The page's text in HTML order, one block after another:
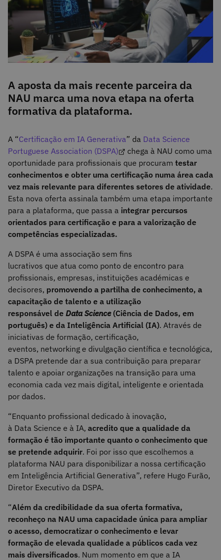
A aposta da mais recente parceira da
NAU marca uma nova etapa na oferta
formativa da plataforma.
A “Certificação em IA Generativa” da Data Science
Portuguese Association (DSPA)
chega à NAU como uma
oportunidade para profissionais que procuram testar
conhecimentos e obter uma certificação numa área cada
vez mais relevante para diferentes setores de atividade.
Esta nova oferta assinala também uma etapa importante
para a plataforma, que passa a integrar percursos
orientados para certificação e para a valorização de
competências especializadas.
A DSPA é uma associação sem fins
lucrativos que atua como ponto de encontro para
profissionais, empresas, instituições académicas e
decisores, promovendo a partilha de conhecimento, a
capacitação de talento e a utilização
responsável de Data Science(Ciência de Dados, em
português) e da Inteligência Artificial (IA). Através de
iniciativas de formação, certificação,
eventos, networking e divulgação científica e tecnológica,
a DSPA pretende dar a sua contribuição para preparar
talento e apoiar organizações na transição para uma
economia cada vez mais digital, inteligente e orientada
por dados.
“Enquanto profissional dedicado à inovação,
à Data Science e à IA, acredito que a qualidade da
formação é tão importante quanto o conhecimento que
se pretende adquirir. Foi por isso que escolhemos a
plataforma NAU para disponibilizar a nossa certificação
em Inteligência Artificial Generativa”, refere Hugo Furão,
Diretor Executivo da DSPA.
“Além da credibilidade da sua oferta formativa,
reconheço na NAU uma capacidade única para ampliar
o acesso, democratizar o conhecimento e levar
formação de elevada qualidade a públicos cada vez
mais diversificados. Num momento em que a IA